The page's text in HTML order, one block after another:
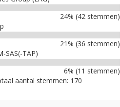
24% (42 stemmen)
21% (36 stemmen)
SAS(-TAP)
6% (11 stemmen)
aantal stemmen: 170